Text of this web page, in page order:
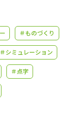
ブ
ついて
＃ものづくり
＃シミュレーション
＃点字